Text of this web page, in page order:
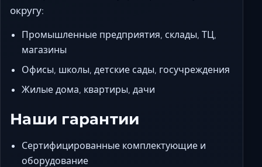
округу:
Промышленные предприятия, склады, ТЦ,
магазины
Офисы, школы, детские сады, госучреждения
Жилые дома, квартиры, дачи
Наши гарантии
Сертифицированные комплектующие и
оборудование